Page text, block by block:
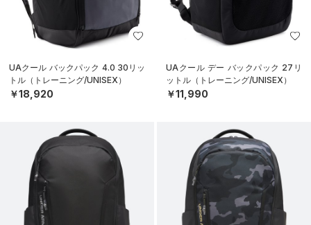
UAクール バックパック 4.0 30リッ
トル（トレーニング/UNISEX）
￥18,920
UAクール デー バックパック 27リ
ットル（トレーニング/UNISEX）
￥11,990